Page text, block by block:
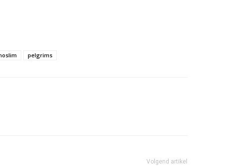
pelgrims
Volgend artikel